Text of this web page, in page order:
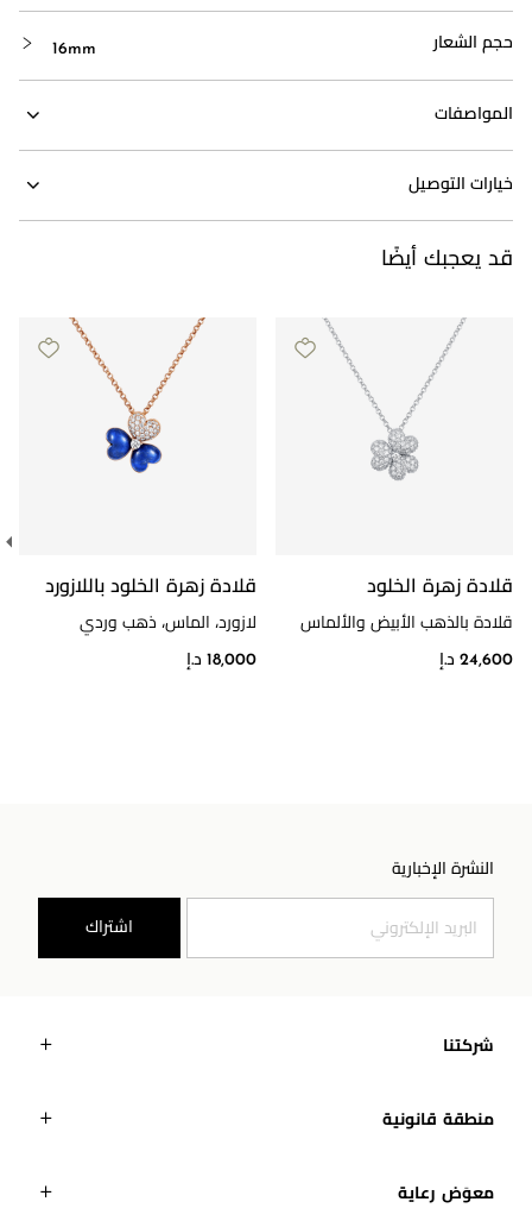
حجم الشعار 16mm
المواصفات
خيارات التوصيل
قد يعجبك أيضًا
قلادة زهرة الخلود
قلادة بالذهب الأبيض والألماس
24,600 د.إ
قلادة زهرة الخلود باللازورد
لازورد، الماس، ذهب وردي
18,000 د.إ
النشرة الإخبارية
اشتراك
شركتنا
منطقة قانونية
معوَض رعاية